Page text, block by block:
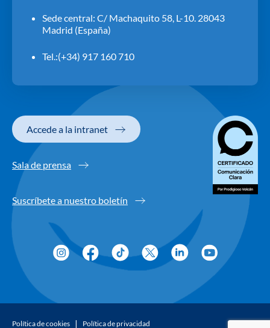
Sede central: C/ Machaquito 58, L-10. 28043
Madrid (España)
Tel.:(+34) 917 160 710
Accede a la intranet
Sala de prensa
Suscríbete a nuestro boletín
Política de cookies Política de privacidad